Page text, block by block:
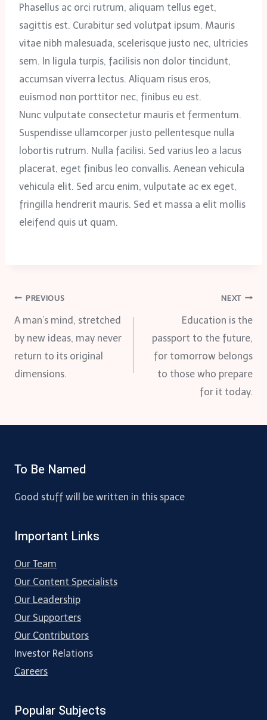
Phasellus ac orci rutrum, aliquam tellus eget,
sagittis est. Curabitur sed volutpat ipsum. Mauris
vitae nibh malesuada, scelerisque justo nec, ultricies
sem. In ligula turpis, facilisis non dolor tincidunt,
accumsan viverra lectus. Aliquam risus eros,
euismod non porttitor nec, finibus eu est.
Nunc vulputate consectetur mauris et fermentum.
Suspendisse ullamcorper justo pellentesque nulla
lobortis rutrum. Nulla facilisi. Sed varius leo a lacus
placerat, eget finibus leo convallis. Aenean vehicula
vehicula elit. Sed arcu enim, vulputate ac ex eget,
fringilla hendrerit mauris. Sed et massa a elit mollis
eleifend quis ut quam.
Post
navigation
PREVIOUS
A man’s mind, stretched
by new ideas, may never
return to its original
dimensions.
NEXT
Education is the
passport to the future,
for tomorrow belongs
to those who prepare
for it today.
To Be Named
Good stuff will be written in this space
Important Links
Our Team
Our Content Specialists
Our Leadership
Our Supporters
Our Contributors
Investor Relations
Careers
Popular Subjects